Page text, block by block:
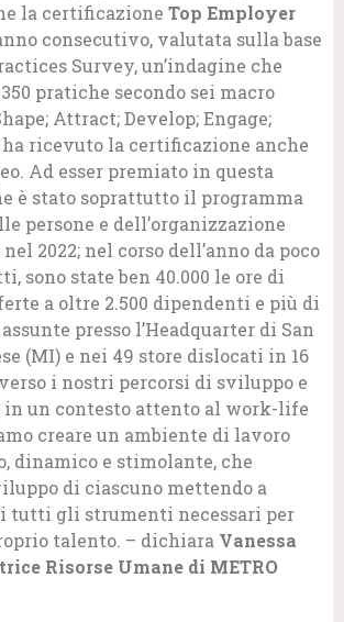
la certificazione Top Employer
consecutivo, valutata sulla base
Survey, un’indagine che
pratiche secondo sei macro
Attract; Develop; Engage;
ha ricevuto la certificazione anche
Ad esser premiato in questa
è stato soprattutto il programma
persone e dell’organizzazione
2022; nel corso dell’anno da poco
sono state ben 40.000 le ore di
a oltre 2.500 dipendenti e più di
presso l’Headquarter di San
(MI) e nei 49 store dislocati in 16
i nostri percorsi di sviluppo e
in un contesto attento al work-life
creare un ambiente di lavoro
dinamico e stimolante, che
di ciascuno mettendo a
tutti gli strumenti necessari per
talento. – dichiara Vanessa
Risorse Umane di METRO